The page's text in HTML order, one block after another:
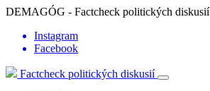
DEMAGÓG - Factcheck politických diskusií
Instagram
Facebook
Factcheck politických diskusií